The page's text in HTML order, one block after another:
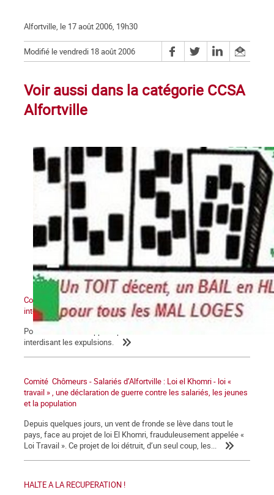
Alfortville, le 17 août 2006, 19h30
Modifié le vendredi 18 août 2006
Voir aussi dans la catégorie CCSA
Alfortville
Comité Chômeurs-Salariés d'Alfortville : Pétition pour une loi
interdisant les expulsions
Pour les familles frappées par la crise. Nous voulons une loi
interdisant les expulsions.
Comité Chômeurs - Salariés d’Alfortville : Loi el Khomri - loi «
travail » , une déclaration de guerre contre les salariés, les jeunes
et la population
Depuis quelques jours, un vent de fronde se lève dans tout le
pays, face au projet de loi El Khomri, frauduleusement appelée «
Loi Travail ». Ce projet de loi détruit, d’un seul coup, les...
HALTE A LA RECUPERATION !